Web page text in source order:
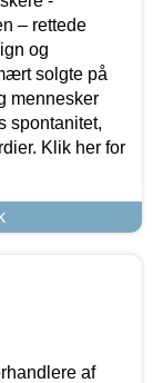
– rettede
og
solgte på
mennesker
spontanitet,
Klik her for
af